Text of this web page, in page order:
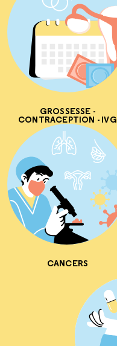
GROSSESSE -
CONTRACEPTION - IVG
CANCERS